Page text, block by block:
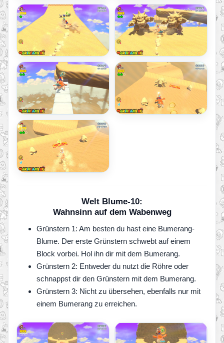
Welt Blume-10:
Wahnsinn auf dem Wabenweg
Grünstern 1: Am besten du hast eine Bumerang-
Blume. Der erste Grünstern schwebt auf einem
Block vorbei. Hol ihn dir mit dem Bumerang.
Grünstern 2: Entweder du nutzt die Röhre oder
schnappst dir den Grünstern mit dem Bumerang.
Grünstern 3: Nicht zu übersehen, ebenfalls nur mit
einem Bumerang zu erreichen.